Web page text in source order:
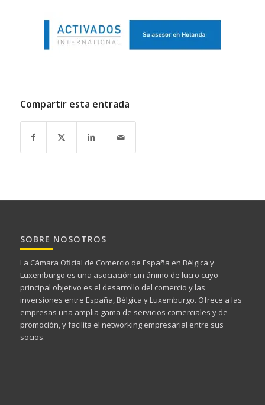
Compartir esta entrada
SOBRE NOSOTROS
La Cámara Oficial de Comercio de España en Bélgica y
Luxemburgo es una asociación sin ánimo de lucro cuyo
principal objetivo es el desarrollo del comercio y las
inversiones entre España, Bélgica y Luxemburgo. Ofrece a las
empresas una amplia gama de servicios comerciales y de
promoción, y facilita el networking empresarial entre sus
socios.